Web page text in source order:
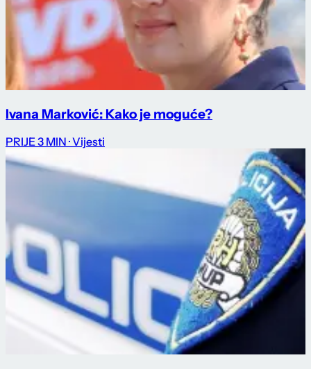
Ivana Marković: Kako je moguće?
PRIJE 3 MIN · Vijesti